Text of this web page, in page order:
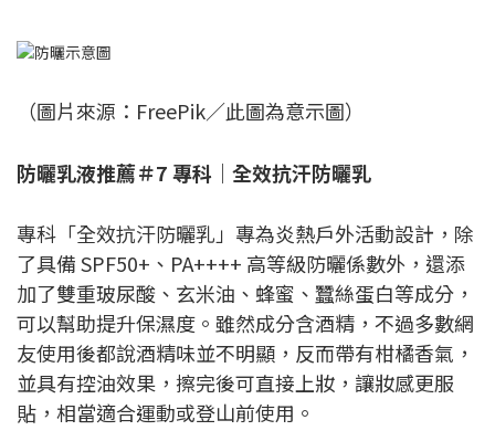
（圖片來源：FreePik／此圖為意示圖）
防曬乳液推薦＃7 專科｜全效抗汗防曬乳
專科「全效抗汗防曬乳」專為炎熱戶外活動設計，除
了具備 SPF50+、PA++++ 高等級防曬係數外，還添
加了雙重玻尿酸、玄米油、蜂蜜、蠶絲蛋白等成分，
可以幫助提升保濕度。雖然成分含酒精，不過多數網
友使用後都說酒精味並不明顯，反而帶有柑橘香氣，
並具有控油效果，擦完後可直接上妝，讓妝感更服
貼，相當適合運動或登山前使用。